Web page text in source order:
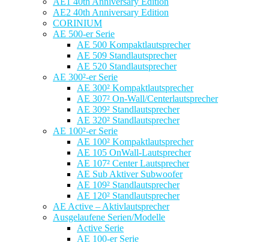
AE2 40th Anniversary Edition
CORINIUM
AE 500-er Serie
AE 500 Kompaktlautsprecher
AE 509 Standlautsprecher
AE 520 Standlautsprecher
AE 300²-er Serie
AE 300² Kompaktlautsprecher
AE 307² On-Wall/Centerlautsprecher
AE 309² Standlautsprecher
AE 320² Standlautsprecher
AE 100²-er Serie
AE 100² Kompaktlautsprecher
AE 105 OnWall-Lautsprecher
AE 107² Center Lautsprecher
AE Sub Aktiver Subwoofer
AE 109² Standlautsprecher
AE 120² Standlautsprecher
AE Active – Aktivlautsprecher
Ausgelaufene Serien/Modelle
Active Serie
AE 100-er Serie